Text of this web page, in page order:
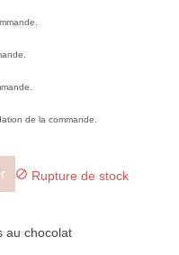
de la commande.
 Rupture de stock
au chocolat